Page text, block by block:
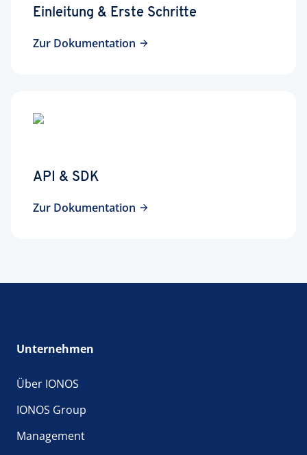
Einleitung & Erste Schritte
Zur Dokumentation
API & SDK
Zur Dokumentation
Unternehmen
Über IONOS
IONOS Group
Management